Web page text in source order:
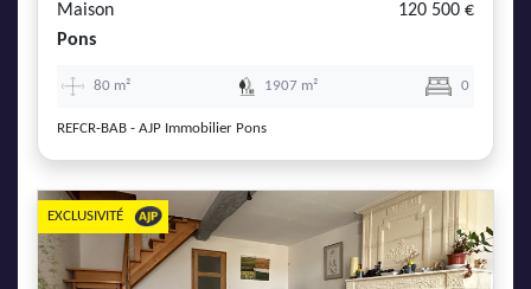
Maison
120 500 €
Pons
80 m² 1907 m² 0
REFCR-BAB - AJP Immobilier Pons
EXCLUSIVITÉ